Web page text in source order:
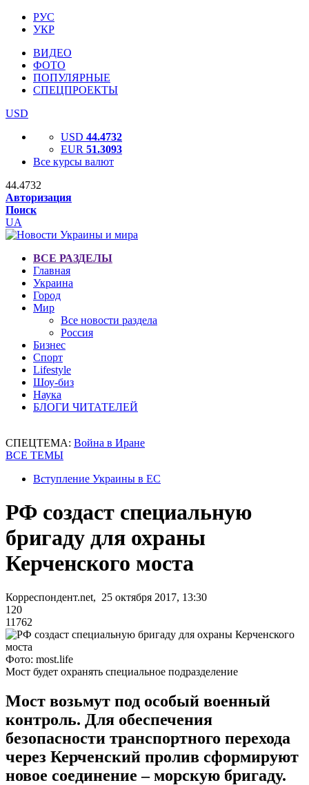
РУС
УКР
ВИДЕО
ФОТО
ПОПУЛЯРНЫЕ
СПЕЦПРОЕКТЫ
USD
USD 44.4732
EUR 51.3093
Все курсы валют
44.4732
Авторизация
Поиск
UA
ВСЕ РАЗДЕЛЫ
Главная
Украина
Город
Мир
Все новости раздела
Россия
Бизнес
Спорт
Lifestyle
Шоу-биз
Наука
БЛОГИ ЧИТАТЕЛЕЙ
СПЕЦТЕМА: Война в Иране
ВСЕ ТЕМЫ
Вступление Украины в ЕС
РФ создаст специальную
бригаду для охраны
Керченского моста
Корреспондент.net, 25 октября 2017, 13:30
120
11762
Фото: most.life
Мост будет охранять специальное подразделение
Мост возьмут под особый военный
контроль. Для обеспечения
безопасности транспортного перехода
через Керченский пролив сформируют
новое соединение – морскую бригаду.